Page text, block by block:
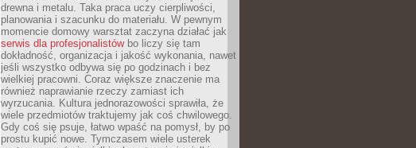
drewna i metalu. Taka praca uczy cierpliwości,
planowania i szacunku do materiału. W pewnym
momencie domowy warsztat zaczyna działać jak
serwis dla profesjonalistówbo liczy się tam
dokładność, organizacja i jakość wykonania, nawet
jeśli wszystko odbywa się po godzinach i bez
wielkiej pracowni. Coraz większe znaczenie ma
również naprawianie rzeczy zamiast ich
wyrzucania. Kultura jednorazowości sprawiła, że
wiele przedmiotów traktujemy jak coś chwilowego.
Gdy coś się psuje, łatwo wpaść na pomysł, by po
prostu kupić nowe. Tymczasem wiele usterek